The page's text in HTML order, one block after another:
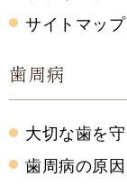
サイトマップ
歯周病
大切な歯を
歯周病の原